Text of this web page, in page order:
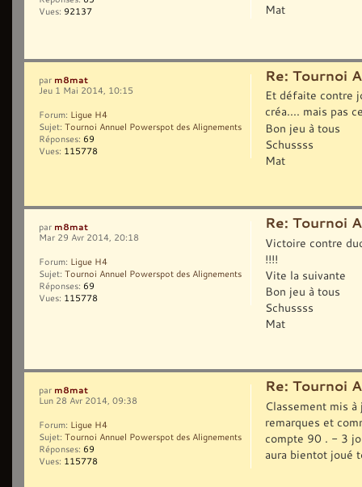
Mat
Vues: 92137
Re: Tournoi
Et défaite contre
créa.... mais pas
Bon jeu à tous
Schussss
Mat
par m8mat
Jeu 1 Mai 2014, 10:15
Forum: Ligue H4
Sujet: Tournoi Annuel Powerspot des Alignements
Réponses: 69
Vues: 115778
Re: Tournoi
Victoire contre
!!!!
Vite la suivante
Bon jeu à tous
Schussss
Mat
par m8mat
Mar 29 Avr 2014, 20:18
Forum: Ligue H4
Sujet: Tournoi Annuel Powerspot des Alignements
Réponses: 69
Vues: 115778
Re: Tournoi
Classement mis
remarques et
compte 90 . - 3
aura bientot joué
par m8mat
Lun 28 Avr 2014, 09:38
Forum: Ligue H4
Sujet: Tournoi Annuel Powerspot des Alignements
Réponses: 69
Vues: 115778